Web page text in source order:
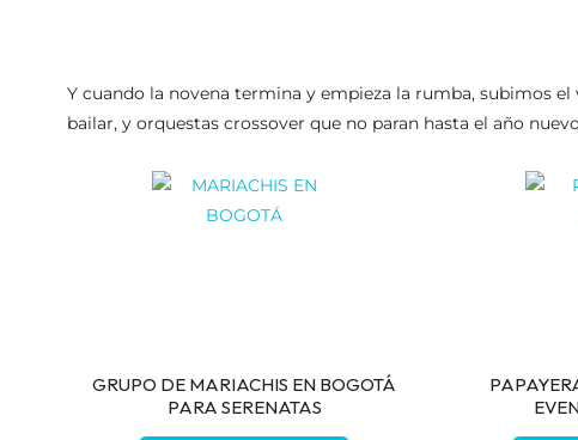
Y cuando la novena termina y empieza la rumba, subimos
bailar, y orquestas crossover que no paran hasta el año
GRUPO DE MARIACHIS EN BOGOTÁ
PARA SERENATAS